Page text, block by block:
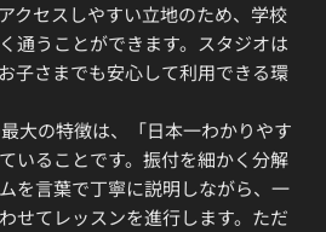
クセスしやすい立地のため、学校
通うことができます。スタジオは
子さまでも安心して利用できる環
大の特徴は、「日本一わかりやす
いることです。振付を細かく分解
を言葉で丁寧に説明しながら、一
せてレッスンを進行します。ただ